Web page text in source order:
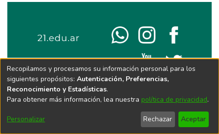
Recopilamos y procesamos su información personal para los
siguientes propósitos: Autenticación, Preferencias,
Reconocimiento y Estadísticas.
Para obtener más información, lea nuestra política de privacidad.
Personalizar Rechazar Aceptar